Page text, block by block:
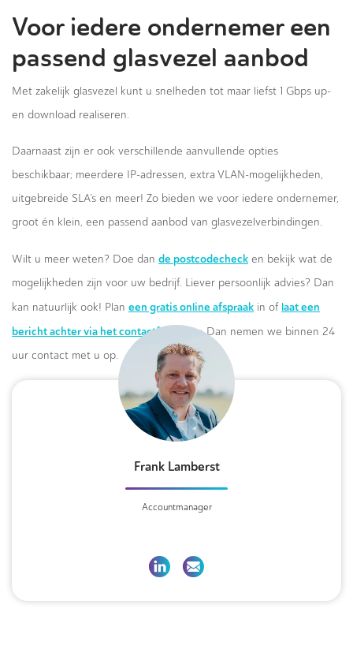
Voor iedere ondernemer een
passend glasvezel aanbod
Met zakelijk glasvezel kunt u snelheden tot maar liefst 1 Gbps up-
en download realiseren.
Daarnaast zijn er ook verschillende aanvullende opties
beschikbaar; meerdere IP-adressen, extra VLAN-mogelijkheden,
uitgebreide SLA’s en meer! Zo bieden we voor iedere ondernemer,
groot én klein, een passend aanbod van glasvezelverbindingen.
Wilt u meer weten? Doe dan de postcodecheck en bekijk wat de
mogelijkheden zijn voor uw bedrijf. Liever persoonlijk advies? Dan
kan natuurlijk ook! Plan een gratis online afspraak in of laat een
bericht achter via het contactformulier.Dan nemen we binnen 24
uur contact met u op.
Frank Lamberst
Accountmanager